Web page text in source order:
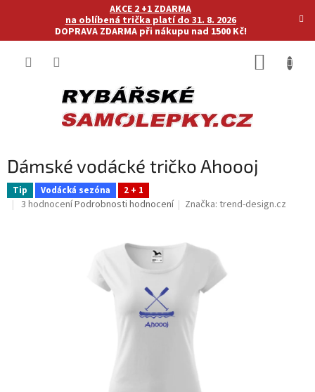
AKCE 2 +1 ZDARMA
na oblíbená trička platí do 31. 8. 2026
DOPRAVA ZDARMA při nákupu nad 1500 Kč!
Dámské vodácké tričko Ahoooj
Tip Vodácká sezóna 2 + 1
Průměrné
3 hodnoceníPodrobnosti hodnocení Značka:trend-design.cz